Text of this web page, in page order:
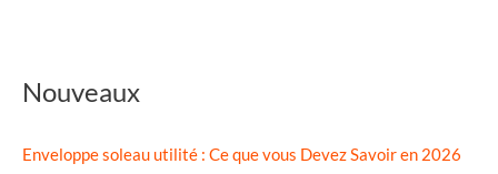
Nouveaux
Enveloppe soleau utilité : Ce que vous Devez Savoir en 2026